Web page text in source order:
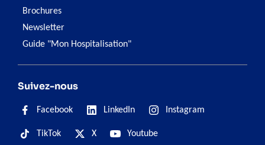
Brochures
Newsletter
Guide "Mon Hospitalisation"
Suivez-nous
Facebook LinkedIn Instagram
TikTok X Youtube